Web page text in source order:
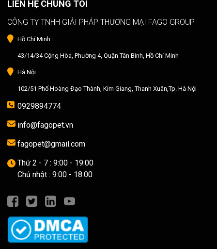
LIÊN HỆ CHÚNG TÔI
CÔNG TY TNHH GIẢI PHÁP THƯƠNG MẠI FAGO GROUP
Hồ Chí Minh :
43/14/34 Cộng Hòa, Phường 4, Quận Tân Bình, Hồ Chí Minh
Hà Nội :
102/51 Phố Hoàng Đạo Thành, Kim Giang, Thanh Xuân,Tp. Hà Nội
0929894774
info@fagopet.vn
fagopet@gmail.com
Thứ 2 - 7 : 9:00 - 19:00
Chủ nhật : 9:00 - 18:00